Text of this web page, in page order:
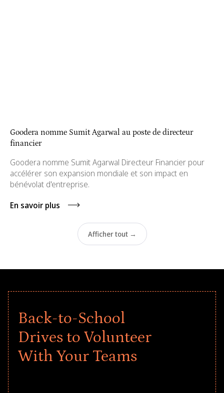
Goodera nomme Sumit Agarwal au poste de directeur
financier
Goodera nomme Sumit Agarwal Directeur Financier pour
accélérer son expansion mondiale et son impact en
bénévolat d'entreprise.
En savoir plus
Afficher tout →
Back-to-School
Drives to Volunteer
With Your Teams